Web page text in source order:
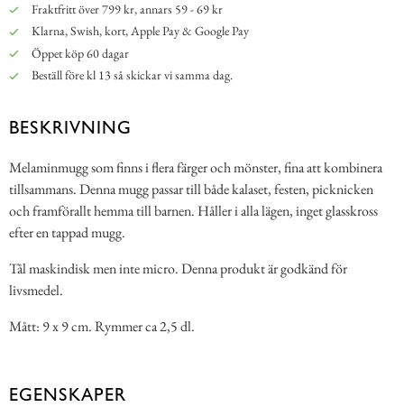
Fraktfritt över 799 kr, annars 59 - 69 kr
Klarna, Swish, kort, Apple Pay & Google Pay
Öppet köp 60 dagar
Beställ före kl 13 så skickar vi samma dag.
BESKRIVNING
Melaminmugg som finns i flera färger och mönster, fina att kombinera
tillsammans. Denna mugg passar till både kalaset, festen, picknicken
och framförallt hemma till barnen. Håller i alla lägen, inget glasskross
efter en tappad mugg.
Tål maskindisk men inte micro. Denna produkt är godkänd för
livsmedel.
Mått: 9 x 9 cm. Rymmer ca 2,5 dl.
EGENSKAPER